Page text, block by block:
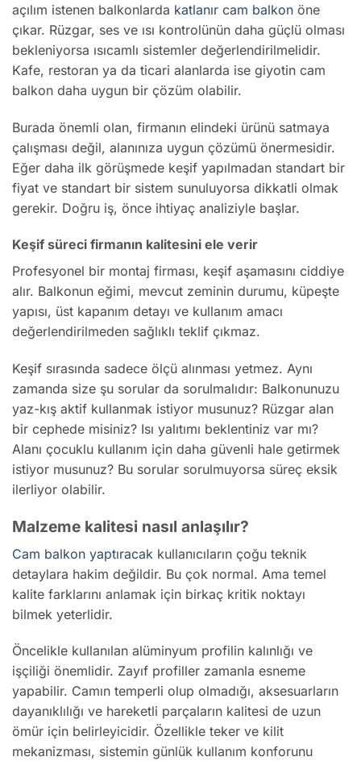
açılım istenen balkonlarda katlanır cam balkon öne
çıkar. Rüzgar, ses ve ısı kontrolünün daha güçlü olması
bekleniyorsa ısıcamlı sistemler değerlendirilmelidir.
Kafe, restoran ya da ticari alanlarda ise giyotin cam
balkon daha uygun bir çözüm olabilir.
Burada önemli olan, firmanın elindeki ürünü satmaya
çalışması değil, alanınıza uygun çözümü önermesidir.
Eğer daha ilk görüşmede keşif yapılmadan standart bir
fiyat ve standart bir sistem sunuluyorsa dikkatli olmak
gerekir. Doğru iş, önce ihtiyaç analiziyle başlar.
Keşif süreci firmanın kalitesini ele verir
Profesyonel bir montaj firması, keşif aşamasını ciddiye
alır. Balkonun eğimi, mevcut zeminin durumu, küpeşte
yapısı, üst kapanım detayı ve kullanım amacı
değerlendirilmeden sağlıklı teklif çıkmaz.
Keşif sırasında sadece ölçü alınması yetmez. Aynı
zamanda size şu sorular da sorulmalıdır: Balkonunuzu
yaz-kış aktif kullanmak istiyor musunuz? Rüzgar alan
bir cephede misiniz? Isı yalıtımı beklentiniz var mı?
Alanı çocuklu kullanım için daha güvenli hale getirmek
istiyor musunuz? Bu sorular sorulmuyorsa süreç eksik
ilerliyor olabilir.
Malzeme kalitesi nasıl anlaşılır?
Cam balkon yaptıracak kullanıcıların çoğu teknik
detaylara hakim değildir. Bu çok normal. Ama temel
kalite farklarını anlamak için birkaç kritik noktayı
bilmek yeterlidir.
Öncelikle kullanılan alüminyum profilin kalınlığı ve
işçiliği önemlidir. Zayıf profiller zamanla esneme
yapabilir. Camın temperli olup olmadığı, aksesuarların
dayanıklılığı ve hareketli parçaların kalitesi de uzun
ömür için belirleyicidir. Özellikle teker ve kilit
mekanizması, sistemin günlük kullanım konforunu